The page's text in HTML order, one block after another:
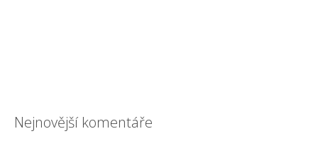
Nejnovější komentáře